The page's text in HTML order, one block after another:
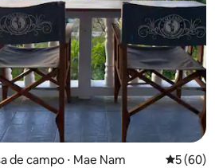
média de 5, 17 avaliações
de campo ⋅ Mae Nam 5 de
5 (60)